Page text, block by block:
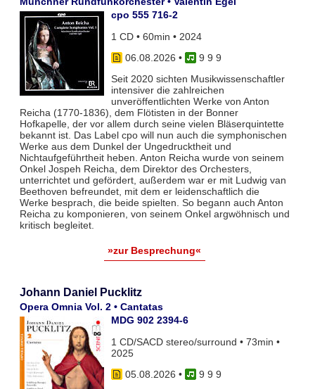
cpo 555 716-2
1 CD • 60min • 2024
06.08.2026 •
9 9 9
Seit 2020 sichten Musikwissenschaftler
intensiver die zahlreichen
unveröffentlichten Werke von Anton
Reicha (1770-1836), dem Flötisten in der Bonner
Hofkapelle, der vor allem durch seine vielen Bläserquintette
bekannt ist. Das Label cpo will nun auch die symphonischen
Werke aus dem Dunkel der Ungedrucktheit und
Nichtaufgeführtheit heben. Anton Reicha wurde von seinem
Onkel Jospeh Reicha, dem Direktor des Orchesters,
unterrichtet und gefördert, außerdem war er mit Ludwig van
Beethoven befreundet, mit dem er leidenschaftlich die
Werke besprach, die beide spielten. So begann auch Anton
Reicha zu komponieren, von seinem Onkel argwöhnisch und
kritisch begleitet.
»zur Besprechung«
Johann Daniel Pucklitz
Opera Omnia Vol. 2 • Cantatas
MDG 902 2394-6
1 CD/SACD stereo/surround • 73min •
2025
05.08.2026 •
9 9 9